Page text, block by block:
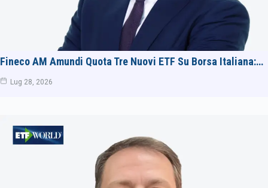
Fineco AM Amundi Quota Tre Nuovi ETF Su Borsa Italiana:…
Lug 28, 2026